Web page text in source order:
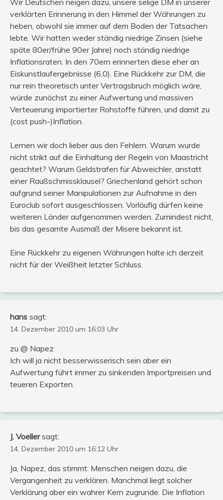
verklärten Erinnerung in den Himmel der Währungen zu
heben, obwohl sie immer auf dem Boden der Tatsachen
lebte. Wir hatten weder ständig niedrige Zinsen (siehe
späte 80er/frühe 90er Jahre) noch ständig niedrige
Inflationsraten. In den 70ern erinnerten diese eher an
Eiskunstlaufergebnisse (6,0). Eine Rückkehr zur DM, die
nur rein theoretisch unter Vertragsbruch möglich wäre,
würde zunächst zu einer Aufwertung und massiven
Verteuerung importierter Rohstoffe führen, und damit zu
(cost push-)Inflation.
Lernen wir doch lieber aus den Fehlern. Warum wurde
nicht strikt auf die Einhaltung der Regeln von Maastricht
geachtet? Warum Geldstrafen für Abweichler, anstatt
einer Raußschmissklausel? Griechenland gehört schon
aufgrund seiner Manipulationen zur Aufnahme in den
Euroclub sofort ausgeschlossen. Vorläufig dürfen keine
weiteren Länder aufgenommen werden. Zumindest nicht,
bis das gesamte Ausmaß der Misere bekannt ist.
Eine Rückkehr zu eigenen Währungen halte ich derzeit
nicht für der Weißheit letzter Schluss.
hans sagt:
14. Dezember 2010 um 16:03 Uhr
zu @ Napez
Ich will ja nicht besserwisserisch sein aber ein
Aufwertung führt immer zu sinkenden Importpreisen und
teueren Exporten.
J. Voeller sagt:
14. Dezember 2010 um 16:12 Uhr
Ja, Napez, das stimmt: Menschen neigen dazu, die
Vergangenheit zu verklären. Manchmal liegt solcher
Verklärung aber ein wahrer Kern zugrunde. Die Inflation